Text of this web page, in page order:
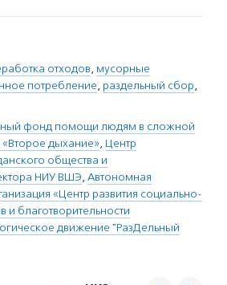
отходов, мусорные
потребление, раздельный сбор,
фонд помощи людям в сложной
дыхание», Центр
общества и
НИУ ВШЭ, Автономная
«Центр развития социально-
и благотворительности
движение "РазДельный